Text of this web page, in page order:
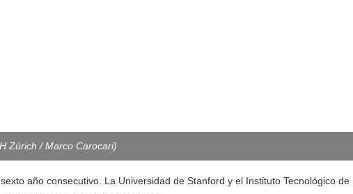
Zúrich / Marco Carocari)
año consecutivo. La Universidad de Stanford y el Instituto Tecnológico de